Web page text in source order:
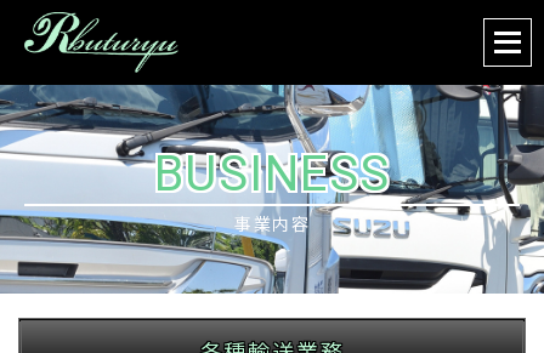
BUSINESS
事業内容